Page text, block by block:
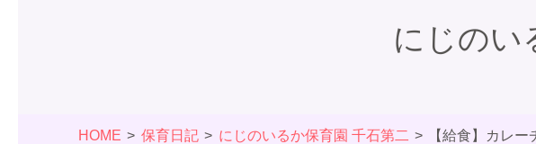
にじのい
HOME 保育日記 にじのいるか保育園 千石第二 【給食】カレー